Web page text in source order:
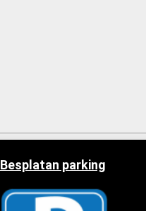
Besplatan parking